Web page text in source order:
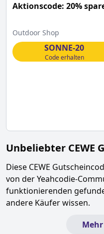
Aktionscode: 20%
Outdoor Shop
SONNE-20
Code erhalten
Unbeliebter CEWE
Diese CEWE
von der Yeahcodie-
funktionierenden
andere Käufer wissen.